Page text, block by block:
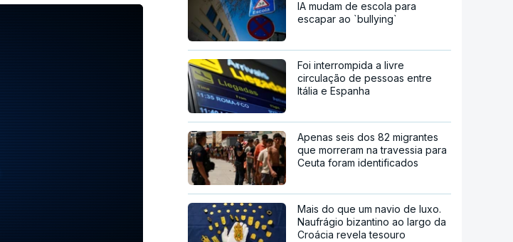
IA mudam de escola para
escapar ao `bullying`
Foi interrompida a livre
circulação de pessoas entre
Itália e Espanha
Apenas seis dos 82 migrantes
que morreram na travessia para
Ceuta foram identificados
Mais do que um navio de luxo.
Naufrágio bizantino ao largo da
Croácia revela tesouro